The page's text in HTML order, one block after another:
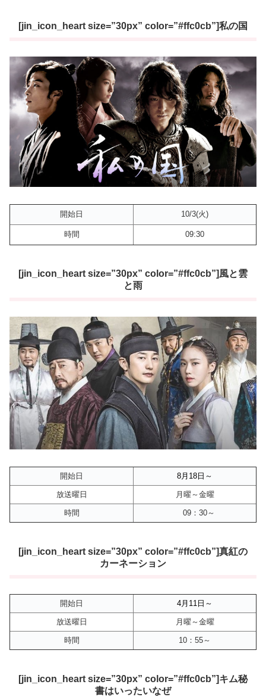
[jin_icon_heart size=”30px” color=”#ffc0cb”]私の国
開始日 10/3(火)
時間 09:30
[jin_icon_heart size=”30px” color=”#ffc0cb”]風と雲
と雨
開始日 8月18 日～
放送曜日 月曜～金曜
時間 09：30～
[jin_icon_heart size=”30px” color=”#ffc0cb”]真紅の
カーネーション
開始日 4月11 日～
放送曜日 月曜～金曜
時間 10：55～
[jin_icon_heart size=”30px” color=”#ffc0cb”]キム秘
書はいったいなぜ